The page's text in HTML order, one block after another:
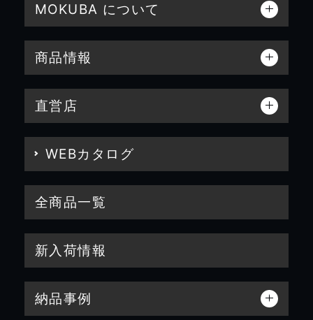
MOKUBA について
商品情報
直営店
WEBカタログ
全商品一覧
新入荷情報
納品事例